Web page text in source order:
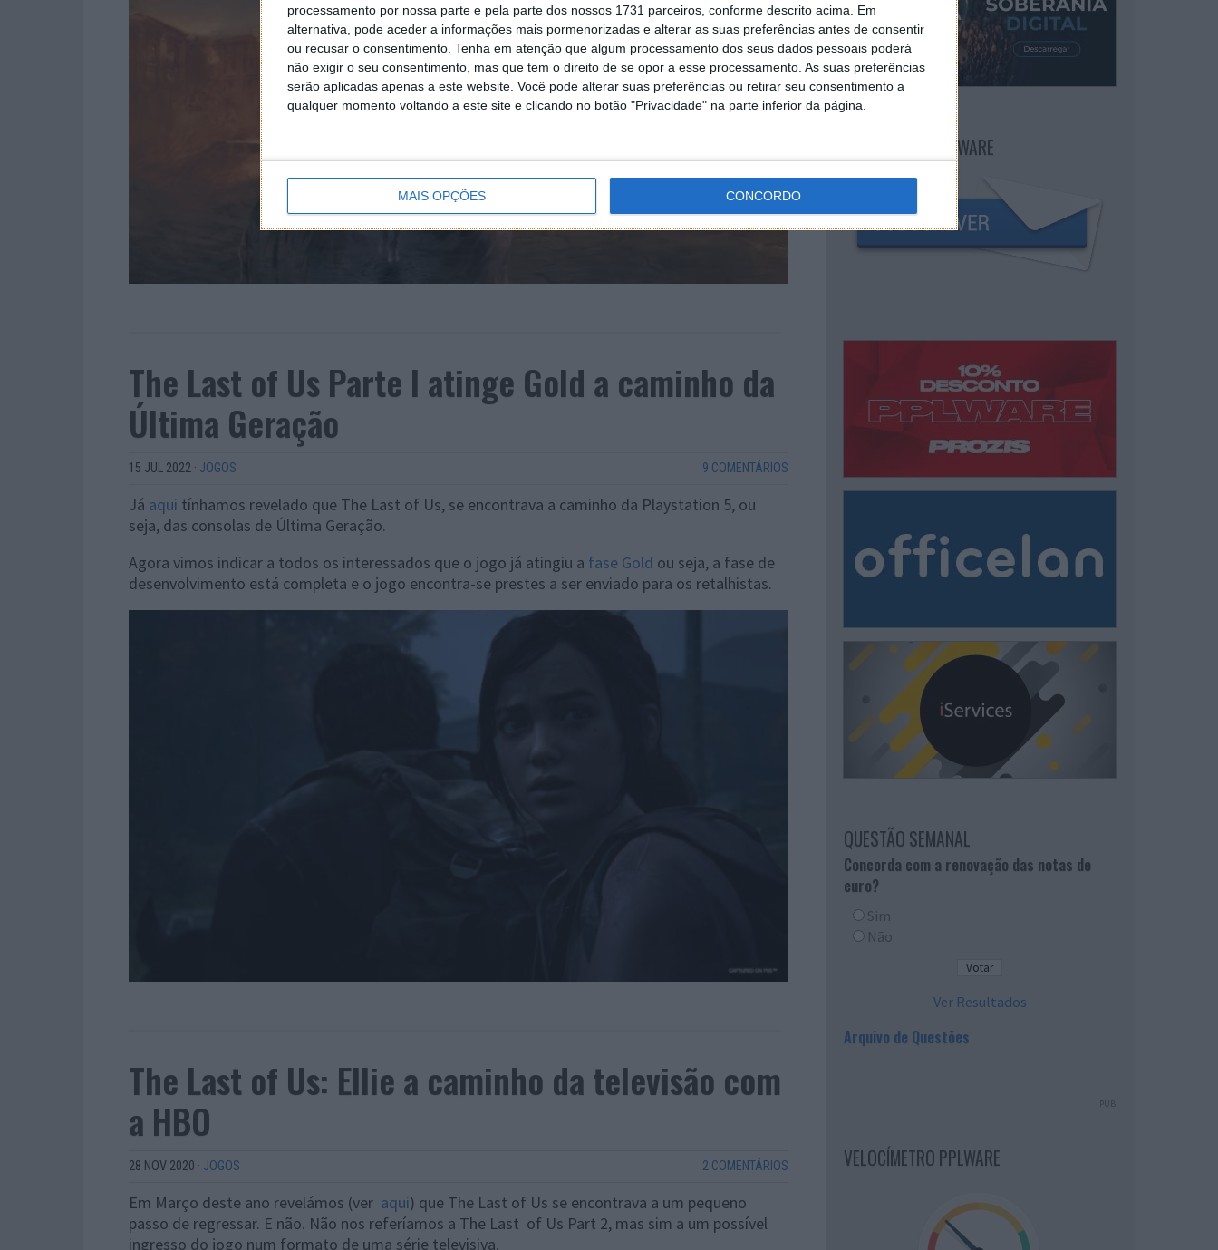
processamento por nossa parte e pela parte dos nossos 1731 parceiros, conforme descrito acima. Em
alternativa, pode aceder a informações mais pormenorizadas e alterar as suas preferências antes de consentir
ou recusar o consentimento. Tenha em atenção que algum processamento dos seus dados pessoais poderá
não exigir o seu consentimento, mas que tem o direito de se opor a esse processamento. As suas preferências
serão aplicadas apenas a este website. Você pode alterar suas preferências ou retirar seu consentimento a
qualquer momento voltando a este site e clicando no botão "Privacidade" na parte inferior da página.
MAIS OPÇÕES CONCORDO
The Last of Us Parte I atinge Gold a caminho da
Última Geração
15 JUL 2022 · JOGOS 9 COMENTÁRIOS
Já aqui tínhamos revelado que The Last of Us, se encontrava a caminho da Playstation 5, ou
seja, das consolas de Última Geração.
Agora vimos indicar a todos os interessados que o jogo já atingiu a fase Gold ou seja, a fase de
desenvolvimento está completa e o jogo encontra-se prestes a ser enviado para os retalhistas.
The Last of Us: Ellie a caminho da televisão com
a HBO
28 NOV 2020 · JOGOS 2 COMENTÁRIOS
Em Março deste ano revelámos (ver aqui) que The Last of Us se encontrava a um pequeno
passo de regressar. E não. Não nos referíamos a The Last of Us Part 2, mas sim a um possível
ingresso do jogo num formato de uma série televisiva.
NEWSLETTER PPLWARE
QUESTÃO SEMANAL
Concorda com a renovação das notas de
euro?
Sim
Não
Ver Resultados
Arquivo de Questões
PUB
VELOCÍMETRO PPLWARE